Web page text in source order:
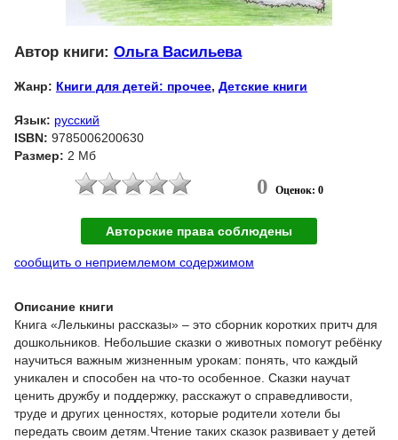
Автор книги: Ольга Васильева
Жанр: Книги для детей: прочее, Детские книги
Язык: русский
ISBN: 9785006200630
Размер: 2 Мб
0 Оценок: 0
Авторские права соблюдены
сообщить о неприемлемом содержимом
Описание книги
Книга «Лелькины рассказы» – это сборник коротких притч для
дошкольников. Небольшие сказки о животных помогут ребёнку
научиться важным жизненным урокам: понять, что каждый
уникален и способен на что-то особенное. Сказки научат
ценить дружбу и поддержку, расскажут о справедливости,
труде и других ценностях, которые родители хотели бы
передать своим детям.Чтение таких сказок развивает у детей